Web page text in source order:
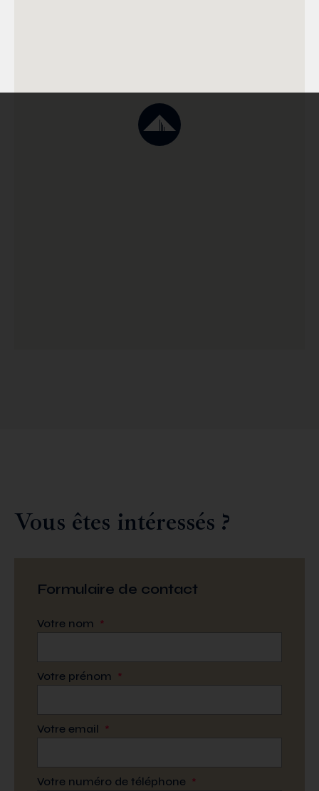
Vous êtes intéressés ?
Formulaire de contact
Votre nom *
Votre prénom *
Votre email *
Votre numéro de téléphone *